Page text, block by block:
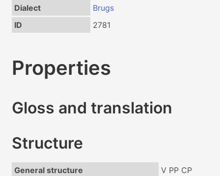
Dialect
Brugs
ID
2781
Properties
Gloss and translation
Structure
General structure
V PP CP